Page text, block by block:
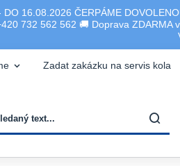
16.08.2026 ČERPÁME
732 562 562 🚚 Doprava
Zadat zakázku na servis kola